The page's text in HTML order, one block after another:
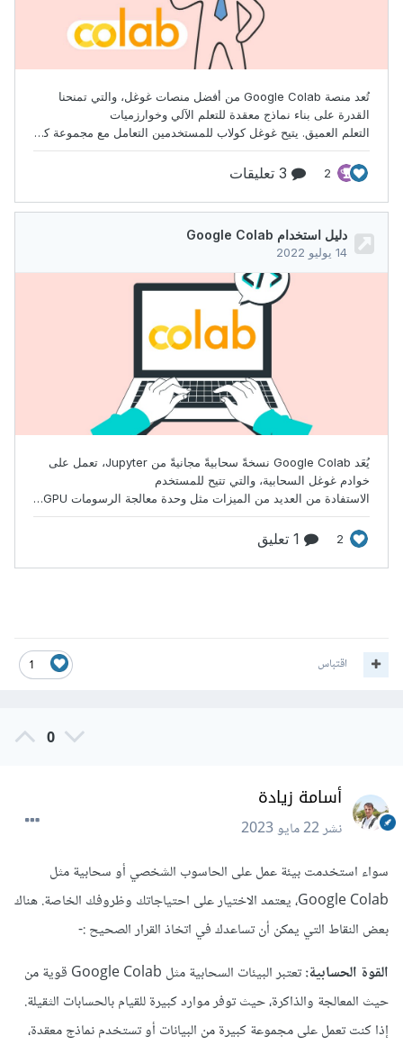
1 اقتباس
0
أسامة زيادة
نشر22 مايو 2023
سواء استخدمت بيئة عمل على الحاسوب الشخصي أو سحابية مثل
Google Colab، يعتمد الاختيار على احتياجاتك وظروفك الخاصة. هناك
بعض النقاط التي يمكن أن تساعدك في اتخاذ القرار الصحيح :-
القوة الحسابية:
تعتبر البيئات السحابية مثل Google Colab قوية من
حيث المعالجة والذاكرة، حيث توفر موارد كبيرة للقيام بالحسابات الثقيلة.
إذا كنت تعمل على مجموعة كبيرة من البيانات أو تستخدم نماذج معقدة،